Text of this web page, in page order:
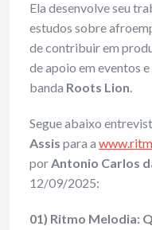
Ela desenvolve seu
estudos sobre
de contribuir em
de apoio em eventos
banda Roots Lion.
Segue abaixo
Assis para a
porAntonio Carlos
12/09/2025:
01) Ritmo Melodia: